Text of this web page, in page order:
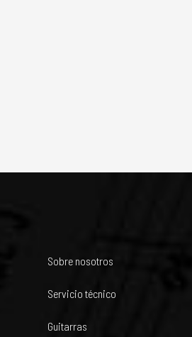
Sobre nosotros
Servicio técnico
Guitarras